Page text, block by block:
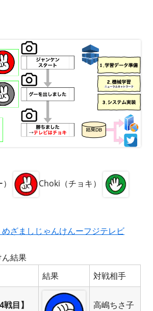
Choki（チョキ）
ざましじゃんけんーフジテレビ
結果
結果 対戦相手
4戦目】
高嶋ちさ子